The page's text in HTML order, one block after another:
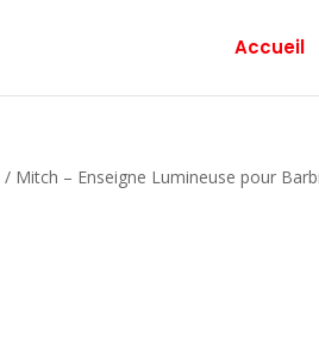
Accueil
/ Mitch – Enseigne Lumineuse pour